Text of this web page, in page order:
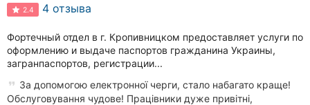
2.4 4 отзыва
Фортечный отдел в г. Кропивницком предоставляет услуги по
оформлению и выдаче паспортов гражданина Украины,
загранпаспортов, регистрации...
За допомогою електронної черги, стало набагато краще!
Обслуговування чудове! Працівники дуже привітні,